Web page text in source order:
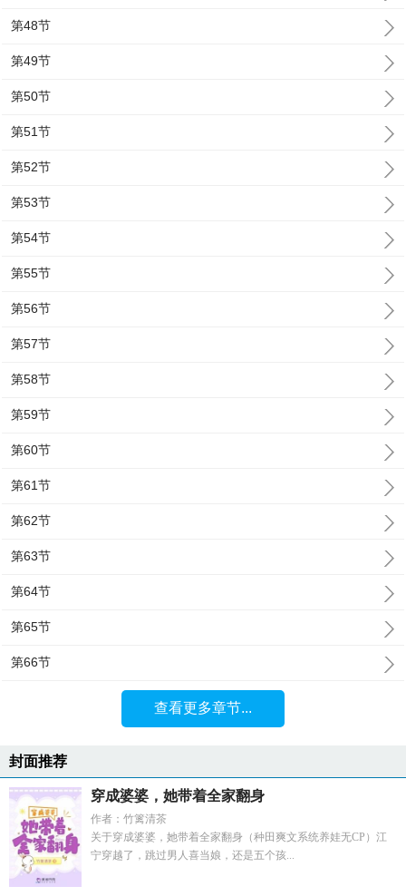
第48节
第49节
第50节
第51节
第52节
第53节
第54节
第55节
第56节
第57节
第58节
第59节
第60节
第61节
第62节
第63节
第64节
第65节
第66节
查看更多章节...
封面推荐
穿成婆婆，她带着全家翻身
作者：竹篱清茶
关于穿成婆婆，她带着全家翻身（种田爽文系统养娃无CP）江
宁穿越了，跳过男人喜当娘，还是五个孩...